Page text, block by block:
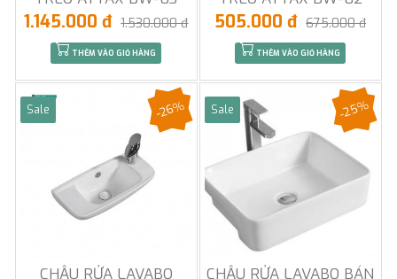
1.145.000 đ 1.530.000 đ
THÊM VÀO GIỎ HÀNG
505.000 đ 675.000 đ
THÊM VÀO GIỎ HÀNG
Sale
CHẬU RỬA LAVABO
-26% Sale
CHẬU RỬA LAVABO BÁN
-25%